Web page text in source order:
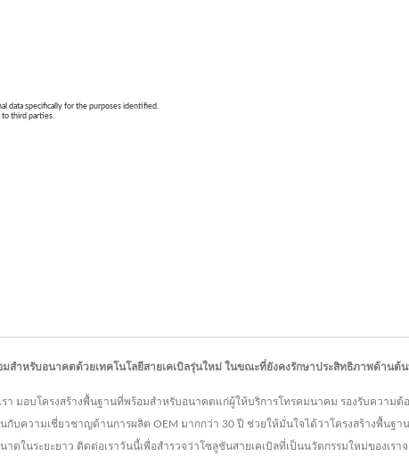
มสำหรับอนาคตด้วยเทคโนโลยีสายเคเบิลรุ่นใหม่ ในขณะที่ยังคงรักษาประสิทธิภาพด้านต้
เรา มอบโครงสร้างพื้นฐานที่พร้อมสำหรับอนาคตแก่ผู้ให้บริการโทรคมนาคม รองรับควา
บความเชี่ยวชาญด้านการผลิต OEM มากกว่า 30 ปี ช่วยให้มั่นใจได้ว่าโครงสร้างพื้นฐ
ในระยะยาว ติดต่อเราวันนี้เพื่อสำรวจว่าโซลูชันสายเคเบิลที่เป็นนวัตกรรมใหม่ของเร